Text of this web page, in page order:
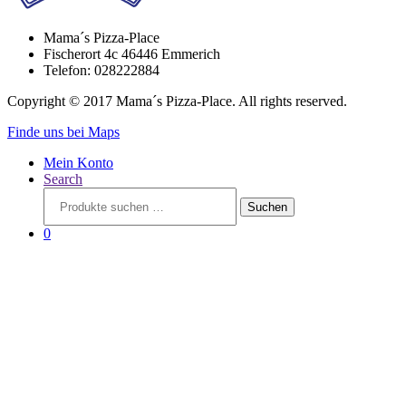
Mama´s Pizza-Place
Fischerort 4c 46446 Emmerich
Telefon: 028222884
Copyright © 2017 Mama´s Pizza-Place. All rights reserved.
Finde uns bei Maps
Mein Konto
Search
nach:
Suchen
0